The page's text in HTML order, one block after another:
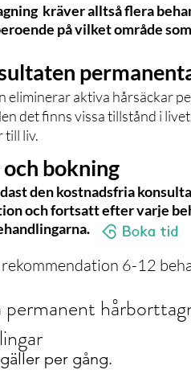
kräver alltså flera
på vilket område
eliminerar aktiva hårsäckar
det finns vissa tillstånd i
till liv.
bokning
den kostnadsfria
och fortsatt efter varje
6-12
permanent
per gång.